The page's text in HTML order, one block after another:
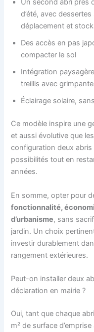
Un second abri près
d’été, avec
déplacement et
Des accès en pas
compacter le sol
Intégration
treillis avec
Éclairage solaire,
Ce modèle inspire une
et aussi évolutive que
configuration deux abris
possibilités tout en
années.
En somme, opter pour
fonctionnalité,
d’urbanisme, sans
jardin. Un choix
investir durablement
rangement extérieures.
Peut-on installer deux
déclaration en mairie ?
Oui, tant que chaque
m² de surface